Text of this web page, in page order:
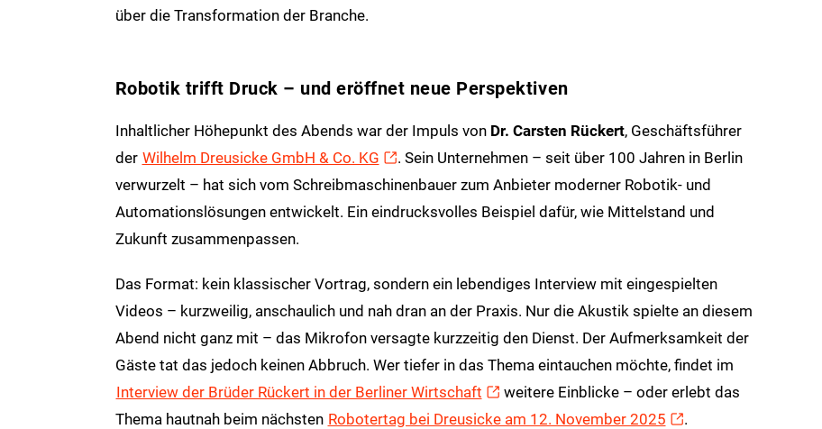
über die Transformation der Branche.
Robotik trifft Druck – und eröffnet neue Perspektiven
Inhaltlicher Höhepunkt des Abends war der Impuls von Dr. Carsten Rückert, Geschäftsführer
der Wilhelm Dreusicke GmbH & Co. KG
. Sein Unternehmen – seit über 100 Jahren in Berlin
verwurzelt – hat sich vom Schreibmaschinenbauer zum Anbieter moderner Robotik- und
Automationslösungen entwickelt. Ein eindrucksvolles Beispiel dafür, wie Mittelstand und
Zukunft zusammenpassen.
Das Format: kein klassischer Vortrag, sondern ein lebendiges Interview mit eingespielten
Videos – kurzweilig, anschaulich und nah dran an der Praxis. Nur die Akustik spielte an diesem
Abend nicht ganz mit – das Mikrofon versagte kurzzeitig den Dienst. Der Aufmerksamkeit der
Gäste tat das jedoch keinen Abbruch. Wer tiefer in das Thema eintauchen möchte, findet im
Interview der Brüder Rückert in der Berliner Wirtschaft
weitere Einblicke – oder erlebt das
Thema hautnah beim nächsten Robotertag bei Dreusicke am 12. November 2025 .